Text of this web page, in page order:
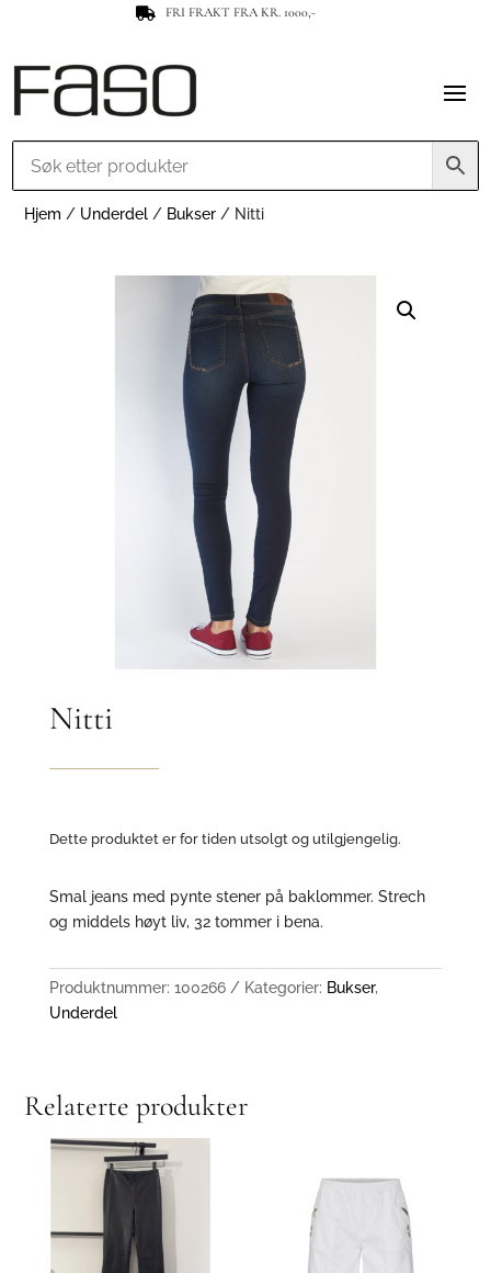
 FRI FRAKT FRA KR. 1000,-
Hjem / Underdel / Bukser / Nitti
Nitti
Dette produktet er for tiden utsolgt og utilgjengelig.
Smal jeans med pynte stener på baklommer. Strech
og middels høyt liv, 32 tommer i bena.
Produktnummer: 100266 Kategorier: Bukser,
Underdel
Relaterte produkter